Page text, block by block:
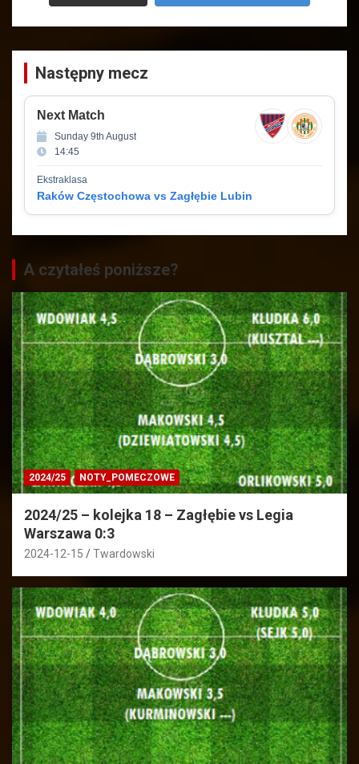
Następny mecz
Next Match
Sunday 9th August
14:45
Ekstraklasa
Raków Częstochowa vs Zagłębie Lubin
A czytałeś poniższe?
2024/25 NOTY_POMECZOWE
2024/25 – kolejka 18 – Zagłębie vs Legia
Warszawa 0:3
2024-12-15 Twardowski